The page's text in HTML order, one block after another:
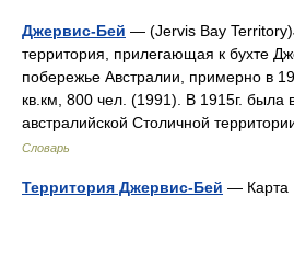
Джервис-Бей — (Jervis Bay
территория, прилегающая к бухте
побережье Австралии, примерно в
кв.км, 800 чел. (1991). В 1915г. была
австралийской Столичной
Словарь
Территория Джервис-Бей —